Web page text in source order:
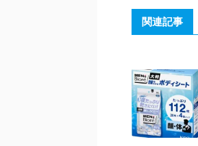
関連記事